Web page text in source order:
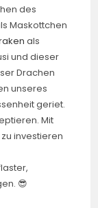
des
Maskottchen
als
und dieser
Drachen
unseres
geriet.
Mit
investieren
😎